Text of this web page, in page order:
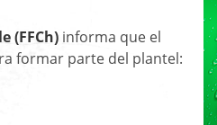
(FFCh) informa que el
formar parte del plantel: